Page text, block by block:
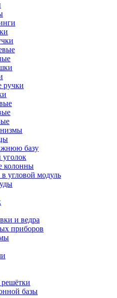
ручки
базу
колонны
угловой модуль
и ведра
приборов
базы